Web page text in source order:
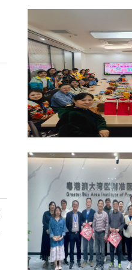
代谢组学平
单细胞与空间组
分子与细胞影
类器官与细胞治
创新医疗器械
创新药物临床前
微生物组学
生物样本库
实验动物中